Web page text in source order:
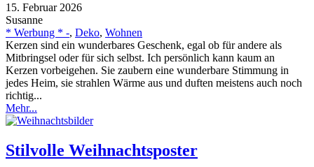
15. Februar 2026
Susanne
* Werbung * -, Deko, Wohnen
Kerzen sind ein wunderbares Geschenk, egal ob für andere als
Mitbringsel oder für sich selbst. Ich persönlich kann kaum an
Kerzen vorbeigehen. Sie zaubern eine wunderbare Stimmung in
jedes Heim, sie strahlen Wärme aus und duften meistens auch noch
richtig...
Mehr...
Stilvolle Weihnachtsposter